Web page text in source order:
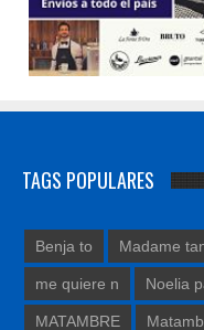
TAGS POPULARES
Benja to Madame
me quiere n Noelia
MATAMBRE Matamb